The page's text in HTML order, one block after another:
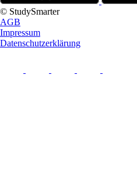
© StudySmarter
AGB
Impressum
Datenschutzerklärung